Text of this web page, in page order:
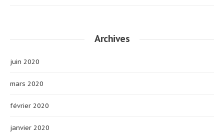
Archives
juin 2020
mars 2020
février 2020
janvier 2020